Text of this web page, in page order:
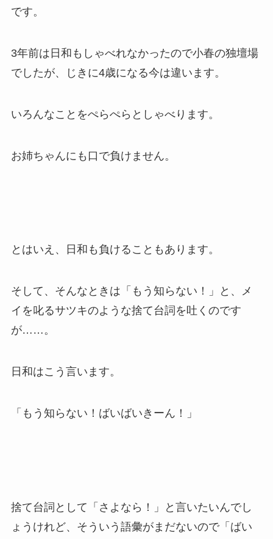
です。
3年前は日和もしゃべれなかったので小春の独壇場
でしたが、じきに4歳になる今は違います。
いろんなことをぺらぺらとしゃべります。
お姉ちゃんにも口で負けません。
とはいえ、日和も負けることもあります。
そして、そんなときは「もう知らない！」と、メ
イを叱るサツキのような捨て台詞を吐くのです
が……。
日和はこう言います。
「もう知らない！ばいばいきーん！」
捨て台詞として「さよなら！」と言いたいんでし
ょうけれど、そういう語彙がまだないので「ばい